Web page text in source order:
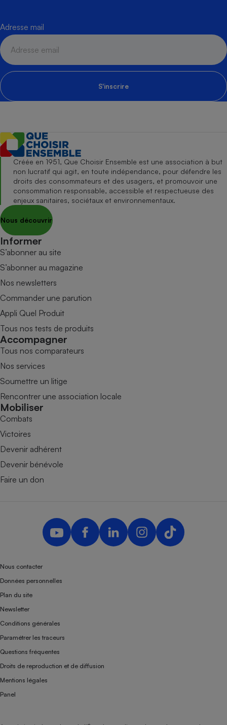
Adresse mail
S'inscrire
Créée en 1951, Que Choisir Ensemble est une association à but
non lucratif qui agit, en toute indépendance, pour défendre les
droits des consommateurs et des usagers, et promouvoir une
consommation responsable, accessible et respectueuse des
enjeux sanitaires, sociétaux et environnementaux.
Nous découvrir
Informer
S’abonner au site
S’abonner au magazine
Nos newsletters
Commander une parution
Appli Quel Produit
Tous nos tests de produits
Accompagner
Tous nos comparateurs
Nos services
Soumettre un litige
Rencontrer une association locale
Mobiliser
Combats
Victoires
Devenir adhérent
Devenir bénévole
Faire un don
Nous contacter
Données personnelles
Plan du site
Newsletter
Conditions générales
Paramétrer les traceurs
Questions fréquentes
Droits de reproduction et de diffusion
Mentions légales
Panel